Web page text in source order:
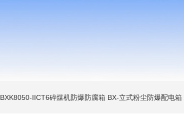
BXK8050-IICT6碎煤机防爆防腐箱 BX-立式粉尘防爆配电箱